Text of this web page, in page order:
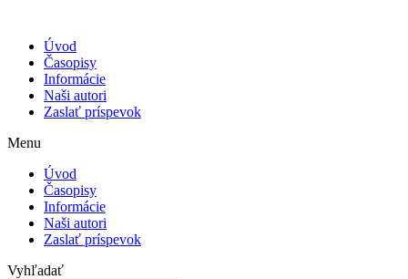
Úvod
Časopisy
Informácie
Naši autori
Zaslať príspevok
Menu
Úvod
Časopisy
Informácie
Naši autori
Zaslať príspevok
Vyhľadať